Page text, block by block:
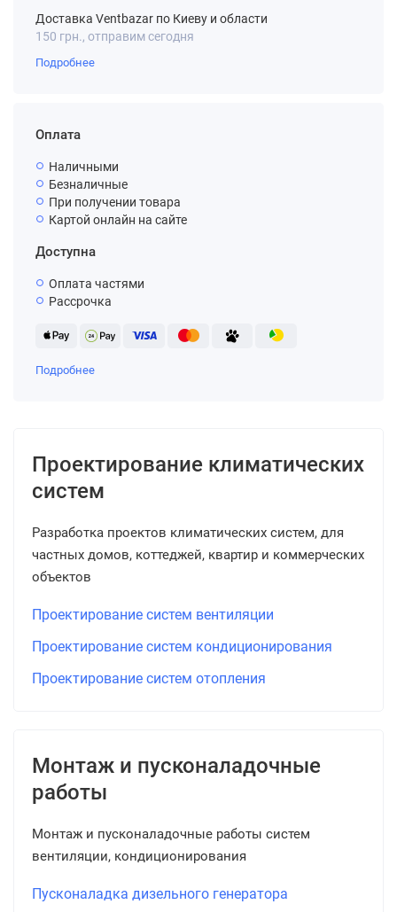
Доставка Ventbazar по Киеву и области
150 грн., отправим сегодня
Подробнее
Оплата
Наличными
Безналичные
При получении товара
Картой онлайн на сайте
Доступна
Оплата частями
Рассрочка
Подробнее
Проектирование климатических
систем
Разработка проектов климатических систем, для
частных домов, коттеджей, квартир и коммерческих
объектов
Проектирование систем вентиляции
Проектирование систем кондиционирования
Проектирование систем отопления
Монтаж и пусконаладочные
работы
Монтаж и пусконаладочные работы систем
вентиляции, кондиционирования
Пусконаладка дизельного генератора